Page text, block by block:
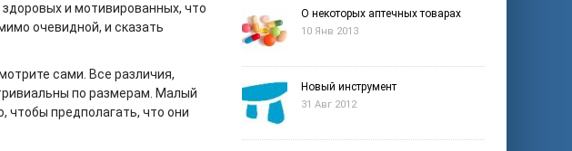
и мотивированных, что
очевидной, и сказать
сами. Все различия,
по размерам. Малый
чтобы предполагать, что они
О некоторых аптечных товарах
10 Янв 2013
Новый инструмент
31 Авг 2012